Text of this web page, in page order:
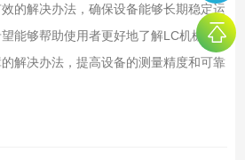
的解决办法，确保设备能够长期稳定运
能够帮助使用者更好地了解LC机械型
解决办法，提高设备的测量精度和可靠